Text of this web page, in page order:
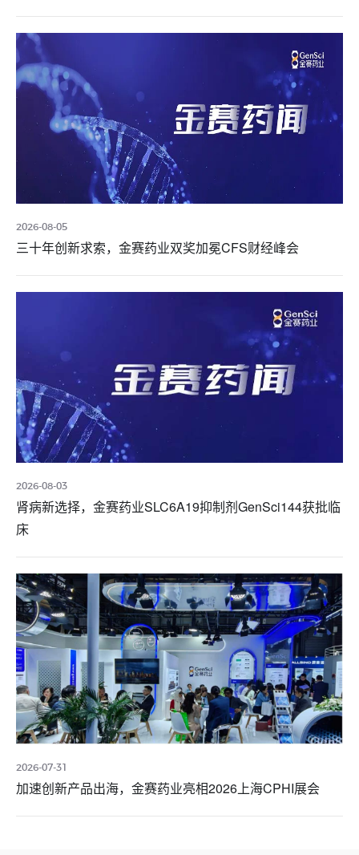
2026-08-05
三十年创新求索，金赛药业双奖加冕CFS财经峰会
2026-08-03
肾病新选择，金赛药业SLC6A19抑制剂GenSci144获批临
床
2026-07-31
加速创新产品出海，金赛药业亮相2026上海CPHI展会